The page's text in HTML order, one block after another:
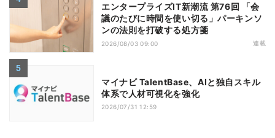
エンタープライズIT新潮流 第76回 「会
議のたびに時間を使い切る」パーキンソ
ンの法則を打破する処方箋
2026/08/03 09:00 連載
マイナビ TalentBase、AIと独自スキル
体系で人材可視化を強化
2026/07/31 12:59